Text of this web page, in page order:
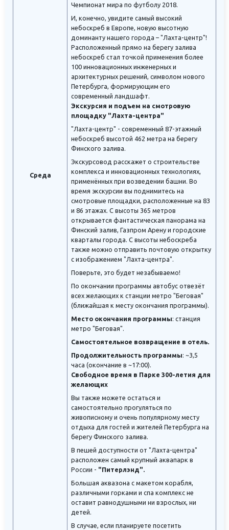
Среда
Чемпионат мира по футболу 2018.
И, конечно, увидите самый высокий
небоскреб в Европе, новую высотную
доминанту нашего города – "Лахта-центр"!
Расположенный прямо на берегу залива
небоскреб стал точкой применения более
100 инновационных инженерных и
архитектурных решений, символом нового
Петербурга, формирующим его
современный ландшафт.
Экскурсия и подъем на смотровую
площадку "Лахта-центра"
"Лахта-центр" - современный 87-этажный
небоскреб высотой 462 метра на берегу
Финского залива.
Экскурсовод расскажет о строительстве
комплекса и инновационных технологиях,
применённых при возведении башни. Во
время экскурсии вы поднимитесь на
смотровые площадки, расположенные на 83
и 86 этажах. С высоты 365 метров
открывается фантастическая панорама на
Финский залив, Газпром Арену и городские
кварталы города. С высоты небоскреба
также можно отправить почтовую открытку
с изображением "Лахта-центра".
Поверьте, это будет незабываемо!
По окончании программы автобус отвезёт
всех желающих к станции метро "Беговая"
(ближайшая к месту окончания программы).
Место окончания программы: станция
метро "Беговая".
Самостоятельное возвращение в отель.
Продолжительность программы: ~3,5
часа (окончание в ~17:00).
Свободное время в Парке 300-летия для
желающих
Вы также можете остаться и
самостоятельно прогуляться по
живописному и очень популярному месту
отдыха для гостей и жителей Петербурга на
берегу Финского залива.
В пешей доступности от "Лахта-центра"
расположен самый крупный аквапарк в
России - "Питерлэнд".
Большая аквазона с макетом корабля,
различными горками и спа комплекс не
оставит равнодушными ни взрослых, ни
детей.
В случае, если планируете посетить